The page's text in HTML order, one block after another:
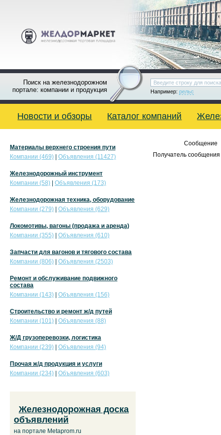
Поиск на железнодорожном
портале: компании и продукция
Например: рельс
Новости и обзоры Каталог компаний
Сообщение
Получатель сообщения
Материалы верхнего строения пути
Компании (469)
Объявления (11427)
Железнодорожный инструмент
Компании (58)
Объявления (173)
Железнодорожная техника, оборудование
Компании (279)
Объявления (629)
Локомотивы, вагоны (продажа и аренда)
Компании (355)
Объявления (610)
Запчасти для вагонов и тягового состава
Компании (806)
Объявления (2503)
Ремонт и обслуживание подвижного
состава
Компании (143)
Объявления (156)
Строительство и ремонт ж/д путей
Компании (101)
Объявления (88)
Ж/Д грузоперевозки, логистика
Компании (239)
Объявления (94)
Прочая ж/д продукция и услуги
Компании (234)
Объявления (603)
Железнодорожная доска
объявлений
на портале Metaprom.ru